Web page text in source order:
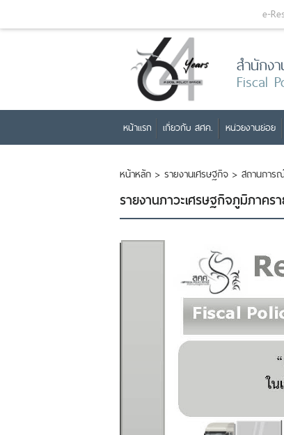
e-
สำนักง
Fiscal
หน้าแรก เกี่ยวกับ สศค. หน่วยงานย่อย
หน้าหลัก > รายงานเศรษฐกิจ > สถานการ
รายงานภาวะเศรษฐกิจภูมิภาค